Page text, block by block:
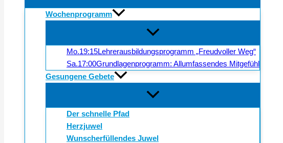
Wochenprogramm
Mo.19:15Lehrerausbildungsprogramm „Freudvoller Weg“
Sa.17:00Grundlagenprogramm: Allumfassendes Mitgefühl
Gesungene Gebete
Der schnelle Pfad
Herzjuwel
Wunscherfüllendes Juwel